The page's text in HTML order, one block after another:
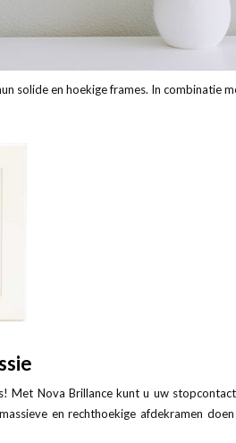
solide en hoekige frames. In combinatie
Nova Brillance kunt u uw
en rechthoekige afdekramen